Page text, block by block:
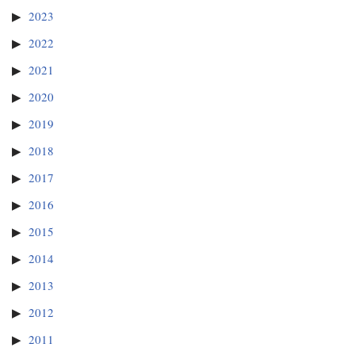
2023
2022
2021
2020
2019
2018
2017
2016
2015
2014
2013
2012
2011